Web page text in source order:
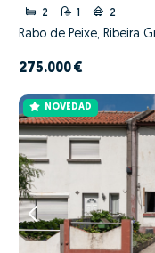
2 1 2
Rabo de Peixe, Ribeira
275.000 €
NOVEDAD